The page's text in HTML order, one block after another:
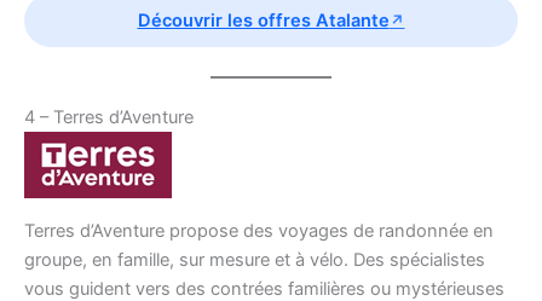
Découvrir les offres Atalante
4 – Terres d’Aventure
Terres d’Aventure propose des voyages de randonnée en
groupe, en famille, sur mesure et à vélo. Des spécialistes
vous guident vers des contrées familières ou mystérieuses